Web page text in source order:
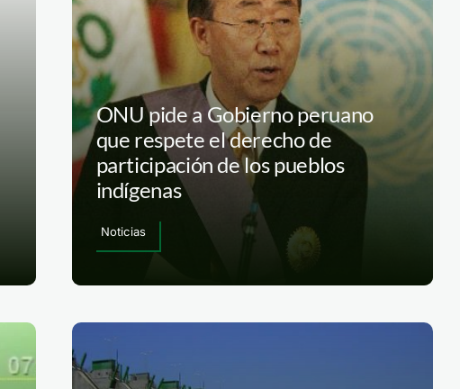
ONU pide a Gobierno peruano
que respete el derecho de
participación de los pueblos
indígenas
Noticias